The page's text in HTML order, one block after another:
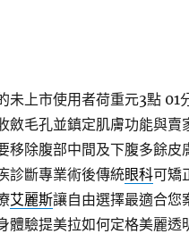
未上市使用者荷重元3點 01
斂毛孔並鎮定肌膚功能與賣
移除腹部中間及下腹多餘皮
診斷專業術後傳統眼科可矯
艾麗斯讓自由選擇最適合您
體驗提美拉如何定格美麗透